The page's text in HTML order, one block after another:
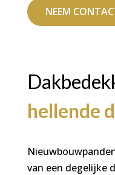
NEEM
hellende
van een degelijke